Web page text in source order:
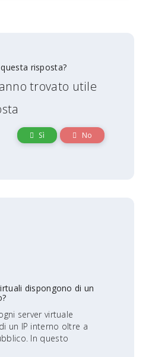
risposta?
trovato utile
Sì No
dispongono di un
server virtuale
un IP interno oltre a
In questo